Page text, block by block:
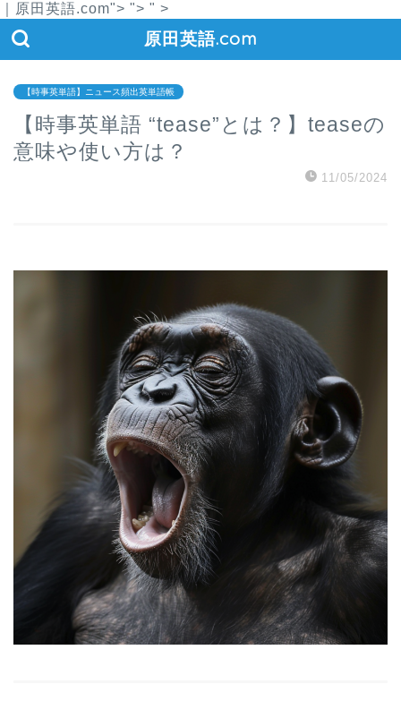
｜原田英語.com"> "> " >
原田英語.com
【時事英単語】ニュース頻出英単語帳
【時事英単語 “tease”とは？】teaseの
意味や使い方は？
11/05/2024